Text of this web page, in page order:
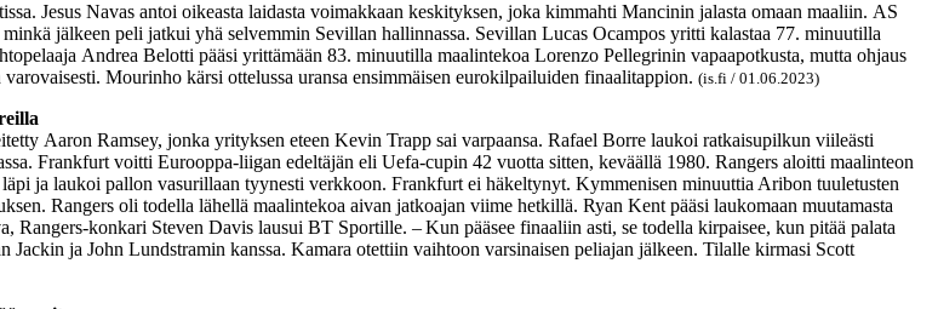
Jesus Navas antoi oikeasta laidasta voimakkaan keskityksen, joka kimmahti Mancinin jalasta omaan maaliin. AS
jälkeen peli jatkui yhä selvemmin Sevillan hallinnassa. Sevillan Lucas Ocampos yritti kalastaa 77. minuutilla
Andrea Belotti pääsi yrittämään 83. minuutilla maalintekoa Lorenzo Pellegrinin vapaapotkusta, mutta ohjaus
Mourinho kärsi ottelussa uransa ensimmäisen eurokilpailuiden finaalitappion. (is.fi / 01.06.2023)
Aaron Ramsey, jonka yrityksen eteen Kevin Trapp sai varpaansa. Rafael Borre laukoi ratkaisupilkun viileästi
Frankfurt voitti Eurooppa-liigan edeltäjän eli Uefa-cupin 42 vuotta sitten, keväällä 1980. Rangers aloitti maalinteon
ja laukoi pallon vasurillaan tyynesti verkkoon. Frankfurt ei häkeltynyt. Kymmenisen minuuttia Aribon tuuletusten
Rangers oli todella lähellä maalintekoa aivan jatkoajan viime hetkillä. Ryan Kent pääsi laukomaan muutamasta
konkari Steven Davis lausui BT Sportille. – Kun pääsee finaaliin asti, se todella kirpaisee, kun pitää palata
ja John Lundstramin kanssa. Kamara otettiin vaihtoon varsinaisen peliajan jälkeen. Tilalle kirmasi Scott